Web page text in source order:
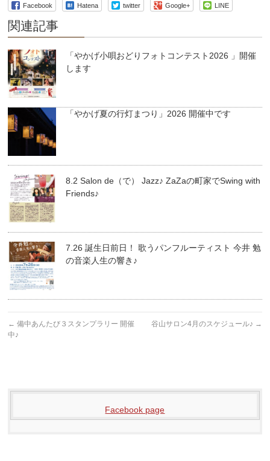
Facebook Hatena twitter Google+ LINE
関連記事
「やかげ小唄おどりフォトコンテスト2026 」開催
します
「やかげ夏の行灯まつり」2026 開催中です
8.2 Salon de（で） Jazz♪ ZaZaの町家でSwing with
Friends♪
7.26 誕生日前日！ 歌うパンフルーティスト 今井 勉
の音楽人生の響き♪
← 備中あんたび３スタンプラリー 開催
中♪
谷山サロン4月のスケジュール♪ →
Facebook page